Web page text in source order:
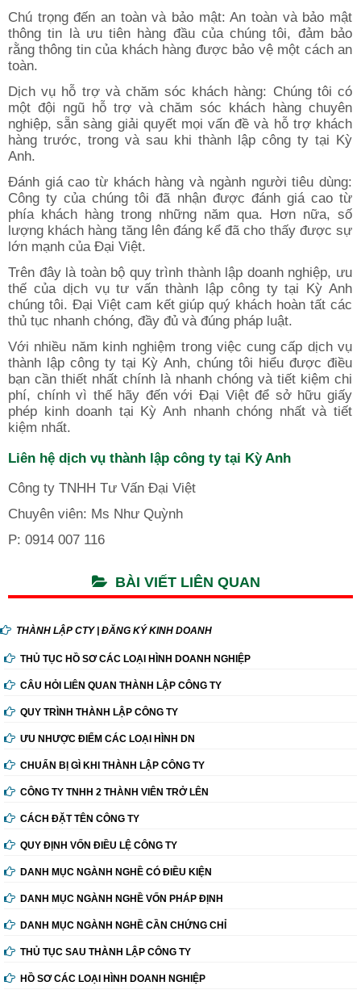
Chú trọng đến an toàn và bảo mật: An toàn và bảo mật
thông tin là ưu tiên hàng đầu của chúng tôi, đảm bảo
rằng thông tin của khách hàng được bảo vệ một cách an
toàn.
Dịch vụ hỗ trợ và chăm sóc khách hàng: Chúng tôi có
một đội ngũ hỗ trợ và chăm sóc khách hàng chuyên
nghiệp, sẵn sàng giải quyết mọi vấn đề và hỗ trợ khách
hàng trước, trong và sau khi thành lập công ty tại Kỳ
Anh.
Đánh giá cao từ khách hàng và ngành người tiêu dùng:
Công ty của chúng tôi đã nhận được đánh giá cao từ
phía khách hàng trong những năm qua. Hơn nữa, số
lượng khách hàng tăng lên đáng kể đã cho thấy được sự
lớn mạnh của Đại Việt.
Trên đây là toàn bộ quy trình thành lập doanh nghiệp, ưu
thế của dịch vụ tư vấn thành lập công ty tại Kỳ Anh
chúng tôi. Đại Việt cam kết giúp quý khách hoàn tất các
thủ tục nhanh chóng, đầy đủ và đúng pháp luật.
Với nhiều năm kinh nghiệm trong việc cung cấp dịch vụ
thành lập công ty tại Kỳ Anh, chúng tôi hiểu được điều
bạn cần thiết nhất chính là nhanh chóng và tiết kiệm chi
phí, chính vì thế hãy đến với Đại Việt để sở hữu giấy
phép kinh doanh tại Kỳ Anh nhanh chóng nhất và tiết
kiệm nhất.
Liên hệ dịch vụ thành lập công ty tại Kỳ Anh
Công ty TNHH Tư Vấn Đại Việt
Chuyên viên: Ms Như Quỳnh
P: 0914 007 116
BÀI VIẾT LIÊN QUAN
THÀNH LẬP CTY | ĐĂNG KÝ KINH DOANH
THỦ TỤC HỒ SƠ CÁC LOẠI HÌNH DOANH NGHIỆP
CÂU HỎI LIÊN QUAN THÀNH LẬP CÔNG TY
QUY TRÌNH THÀNH LẬP CÔNG TY
ƯU NHƯỢC ĐIỂM CÁC LOẠI HÌNH DN
CHUẨN BỊ GÌ KHI THÀNH LẬP CÔNG TY
CÔNG TY TNHH 2 THÀNH VIÊN TRỞ LÊN
CÁCH ĐẶT TÊN CÔNG TY
QUY ĐỊNH VỐN ĐIỀU LỆ CÔNG TY
DANH MỤC NGÀNH NGHỀ CÓ ĐIỀU KIỆN
DANH MỤC NGÀNH NGHỀ VỐN PHÁP ĐỊNH
DANH MỤC NGÀNH NGHỀ CẦN CHỨNG CHỈ
THỦ TỤC SAU THÀNH LẬP CÔNG TY
HỒ SƠ CÁC LOẠI HÌNH DOANH NGHIỆP